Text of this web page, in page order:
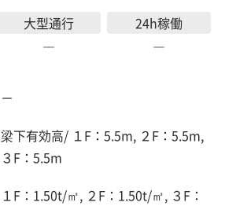
大型通行
―
24h稼働
―
－
梁下有効高/ １F：5.5m, ２F：5.5m,
３F：5.5m
１F：1.50t/㎡, ２F：1.50t/㎡, ３F：